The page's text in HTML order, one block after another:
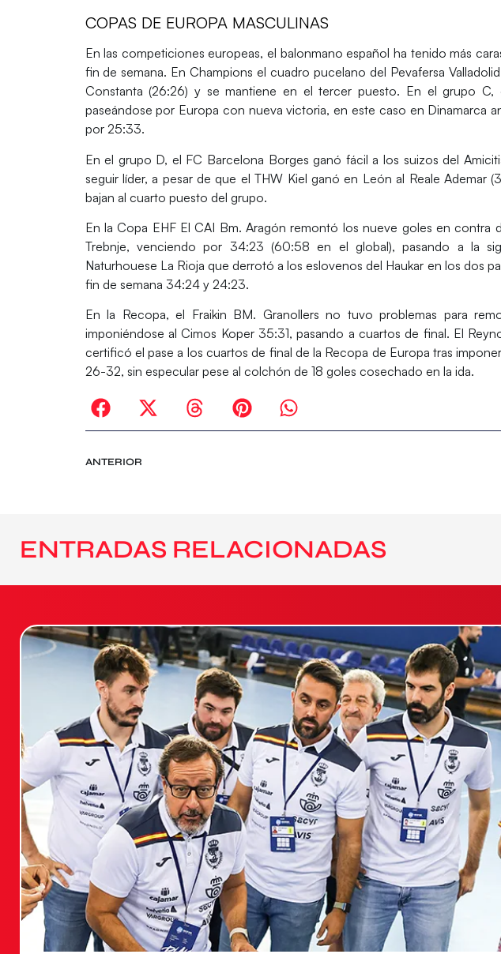
COPAS DE EUROPA MASCULINAS
En las competiciones europeas, el balonmano español ha tenido más
fin de semana. En Champions el cuadro pucelano del Pevafersa
Constanta (26:26) y se mantiene en el tercer puesto. En el grupo C,
paseándose por Europa con nueva victoria, en este caso en Dinamarca
por 25:33.
En el grupo D, el FC Barcelona Borges ganó fácil a los suizos del
seguir líder, a pesar de que el THW Kiel ganó en León al Reale Ademar
bajan al cuarto puesto del grupo.
En la Copa EHF El CAI Bm. Aragón remontó los nueve goles en contra
Trebnje, venciendo por 34:23 (60:58 en el global), pasando a la
Naturhouese La Rioja que derrotó a los eslovenos del Haukar en los dos
fin de semana 34:24 y 24:23.
En la Recopa, el Fraikin BM. Granollers no tuvo problemas para
imponiéndose al Cimos Koper 35:31, pasando a cuartos de final. El
certificó el pase a los cuartos de final de la Recopa de Europa tras
26-32, sin especular pese al colchón de 18 goles cosechado en la ida.
ANTERIOR
ENTRADAS RELACIONADAS